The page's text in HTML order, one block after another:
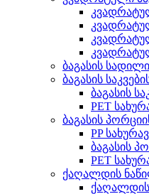
ბაგასის
ბაგასის
ბაგასის
PET
ბაგასის
PP
ბაგასის
PET
ქაღალდის
ქაღალდის